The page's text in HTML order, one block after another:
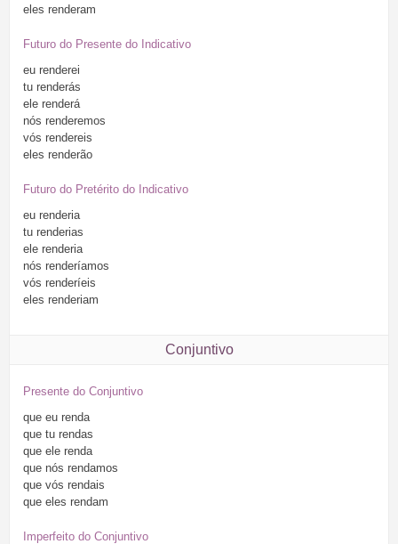
eles renderam
Futuro do Presente do Indicativo
eu renderei
tu renderás
ele renderá
nós renderemos
vós rendereis
eles renderão
Futuro do Pretérito do Indicativo
eu renderia
tu renderias
ele renderia
nós renderíamos
vós renderíeis
eles renderiam
Conjuntivo
Presente do Conjuntivo
que eu renda
que tu rendas
que ele renda
que nós rendamos
que vós rendais
que eles rendam
Imperfeito do Conjuntivo